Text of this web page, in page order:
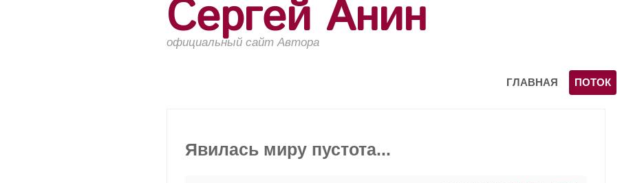
Сергей Анин
официальный сайт Автора
ГЛАВНАЯ ПОТОК
Явилась миру пустота...